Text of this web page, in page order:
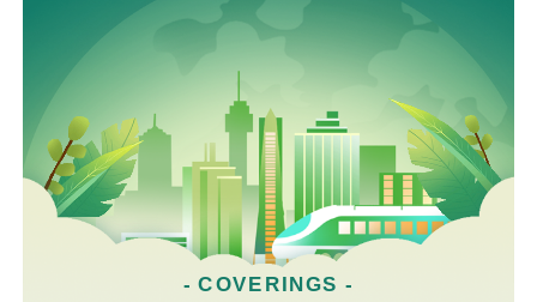
- COVERINGS -